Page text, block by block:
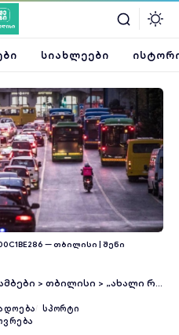
ᲡᲘᲐᲮᲚᲔᲔᲑᲘ
— თბილისი | შენი
> თბილისი > „ახალი რეკორდი დამყარდა – 19 სექტემბერს, თბილისში დღიურად, 841 ათასი ავტომობილი მოძრაობდა“ – კახა კალაძე
ᲡᲞᲝᲠᲢᲘ